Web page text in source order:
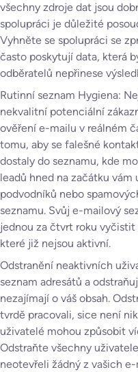
všechny zdroje dat jsou
spolupráci je důležité
Vyhněte se spolupráci se
často poskytují data, která
odběratelů nepřinese
Rutinní seznam Hygiena:
nekvalitní potenciální
ověření e-mailu v reálném
tomu, aby se falešné
dostaly do seznamu, kde
leadů hned na začátku
podvodníků nebo
seznamu. Svůj e-mailový
jednou za čtvrt roku
které již nejsou aktivní.
Odstranění neaktivních
seznam adresátů a
nezajímají o váš obsah.
tvrdě pracovali, sice není
uživatelé mohou způsobit
Odstraňte všechny
neotevřeli žádný z vašich